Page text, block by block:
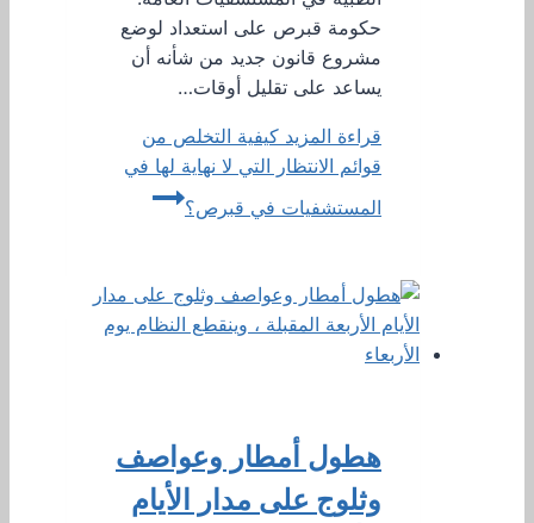
حكومة قبرص على استعداد لوضع
مشروع قانون جديد من شأنه أن
يساعد على تقليل أوقات…
قراءة المزيد كيفية التخلص من
قوائم الانتظار التي لا نهاية لها في
المستشفيات في قبرص؟
هطول أمطار وعواصف
وثلوج على مدار الأيام